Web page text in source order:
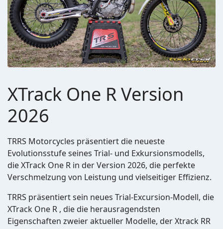
XTrack One R Version
2026
TRRS Motorcycles präsentiert die neueste
Evolutionsstufe seines Trial- und Exkursionsmodells,
die XTrack One R in der Version 2026, die perfekte
Verschmelzung von Leistung und vielseitiger Effizienz.
TRRS präsentiert sein neues Trial-Excursion-Modell, die
XTrack One R , die die herausragendsten
Eigenschaften zweier aktueller Modelle, der Xtrack RR